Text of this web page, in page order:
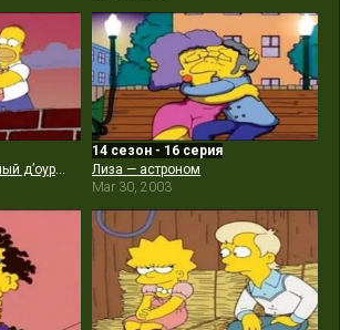
14 сезон - 16 серия
Лиза — астроном
Mar 30, 2003